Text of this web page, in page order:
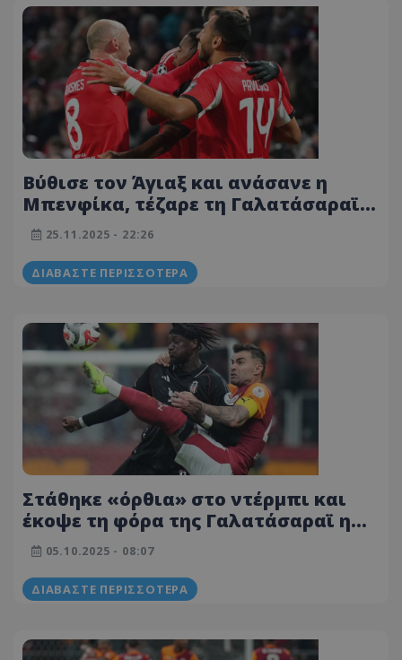
Βύθισε τον Άγιαξ και ανάσανε η
Μπενφίκα, τέζαρε τη Γαλατάσαραϊ
μέσα στην Πόλη η Ουνιόν Σεν
Ζιλουάζ
25.11.2025 - 22:26
ΔΙΑΒΆΣΤΕ ΠΕΡΙΣΣΌΤΕΡΑ
Στάθηκε «όρθια» στο ντέρμπι και
έκοψε τη φόρα της Γαλατάσαραϊ η
Μπεσίκτας
05.10.2025 - 08:07
ΔΙΑΒΆΣΤΕ ΠΕΡΙΣΣΌΤΕΡΑ